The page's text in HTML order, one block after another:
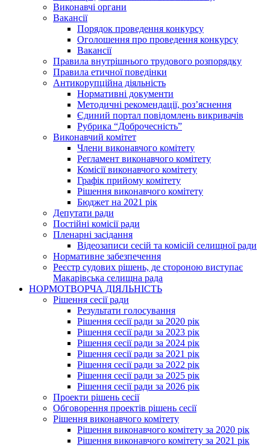
Виконавчі органи
Вакансії
Порядок проведення конкурсу
Оголошення про проведення конкурсу
Вакансії
Правила внутрішнього трудового розпорядку
Правила етичної поведінки
Антикорупційна діяльність
Нормативні документи
Методичні рекомендації, роз’яснення
Єдиний портал повідомлень викривачів
Рубрика “Доброчесність”
Виконавчий комітет
Члени виконавчого комітету
Регламент виконавчого комітету
Комісії виконавчого комітету
Графік прийому комітету
Рішення виконавчого комітету
Бюджет на 2021 рік
Депутати ради
Постійні комісії ради
Пленарні засідання
Відеозаписи сесій та комісій селищної ради
Нормативне забезпечення
Реєстр судових рішень, де стороною виступає
Макарівська селищна рада
НОРМОТВОРЧА ДІЯЛЬНІСТЬ
Рішення сесії ради
Результати голосування
Рішення сесії ради за 2020 рік
Рішення сесії ради за 2023 рік
Рішення сесії ради за 2024 рік
Рішення сесії ради за 2021 рік
Рішення сесії ради за 2022 рік
Рішення сесії ради за 2025 рік
Рішення сесії ради за 2026 рік
Проекти рішень сесії
Обговорення проектів рішень сесії
Рішення виконавчого комітету
Рішення виконавчого комітету за 2020 рік
Рішення виконавчого комітету за 2021 рік